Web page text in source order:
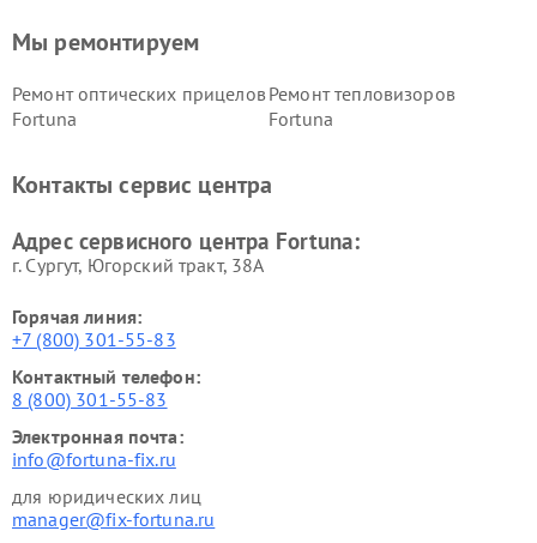
Мы ремонтируем
Ремонт оптических прицелов
Fortuna
Ремонт тепловизоров
Fortuna
Контакты сервис центра
Адрес сервисного центра Fortuna:
г. Сургут, Югорский тракт, 38А
Горячая линия:
+7 (800) 301-55-83
Контактный телефон:
8 (800) 301-55-83
Электронная почта:
info@fortuna-fix.ru
для юридических лиц
manager@fix-fortuna.ru